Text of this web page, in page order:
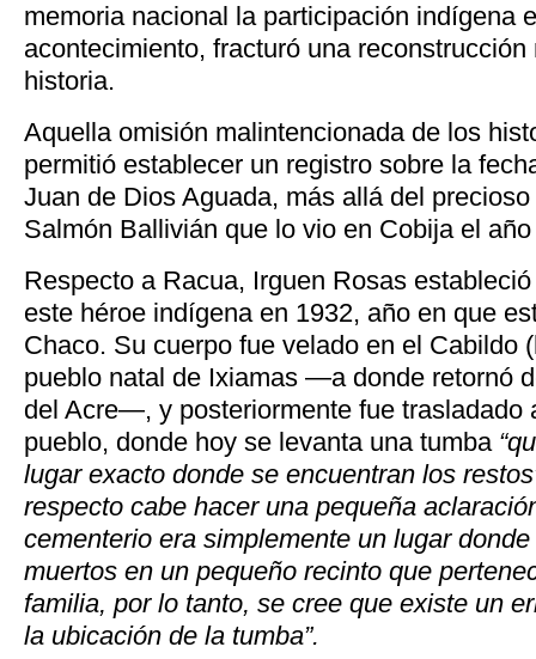
memoria nacional la participación indígena
acontecimiento, fracturó una
historia.
Aquella omisión malintencionada de los
permitió establecer un registro sobre la
Juan de Dios Aguada, más allá del
Salmón Ballivián que lo vio en Cobija el
Respecto a Racua, Irguen Rosas
este héroe indígena en 1932, año en que
Chaco. Su cuerpo fue velado en el Cabildo
pueblo natal de Ixiamas —a donde retornó
del Acre—, y posteriormente fue trasladado
pueblo, donde hoy se levanta una tumba
lugar exacto donde se encuentran los
respecto cabe hacer una pequeña
cementerio era simplemente un lugar
muertos en un pequeño recinto que
familia, por lo tanto, se cree que existe un
la ubicación de la tumba”.